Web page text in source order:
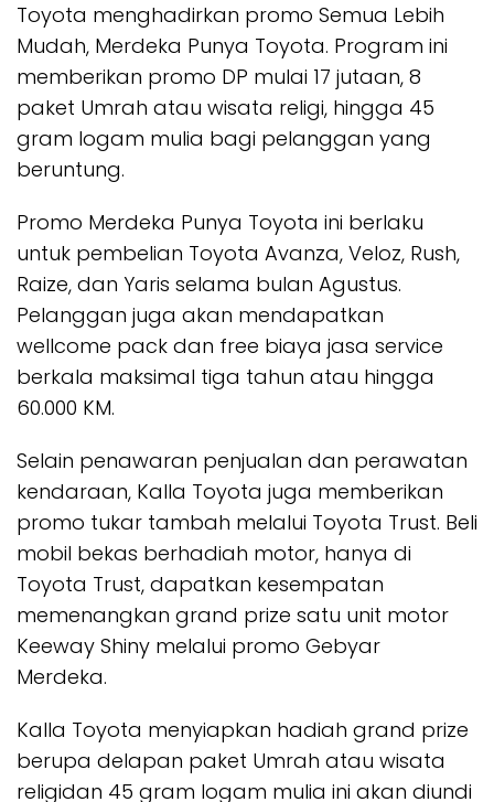
Toyota menghadirkan promo Semua Lebih
Mudah, Merdeka Punya Toyota. Program ini
memberikan promo DP mulai 17 jutaan, 8
paket Umrah atau wisata religi, hingga 45
gram logam mulia bagi pelanggan yang
beruntung.
Promo Merdeka Punya Toyota ini berlaku
untuk pembelian Toyota Avanza, Veloz, Rush,
Raize, dan Yaris selama bulan Agustus.
Pelanggan juga akan mendapatkan
wellcome pack dan free biaya jasa service
berkala maksimal tiga tahun atau hingga
60.000 KM.
Selain penawaran penjualan dan perawatan
kendaraan, Kalla Toyota juga memberikan
promo tukar tambah melalui Toyota Trust. Beli
mobil bekas berhadiah motor, hanya di
Toyota Trust, dapatkan kesempatan
memenangkan grand prize satu unit motor
Keeway Shiny melalui promo Gebyar
Merdeka.
Kalla Toyota menyiapkan hadiah grand prize
berupa delapan paket Umrah atau wisata
religidan 45 gram logam mulia ini akan diundi